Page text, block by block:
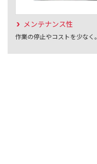
メンテナンス性
作業の停止やコストを少なく。